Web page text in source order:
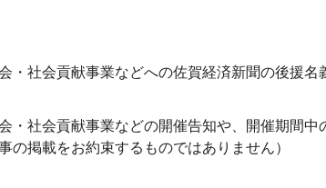
・社会貢献事業などへの佐賀経済新聞の後援名
・社会貢献事業などの開催告知や、開催期間中
の掲載をお約束するものではありません）